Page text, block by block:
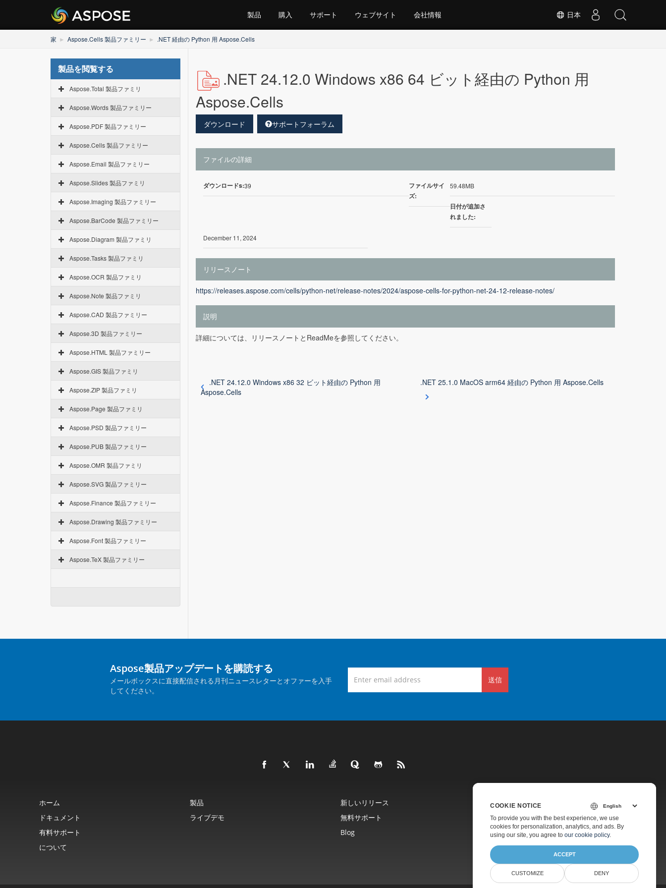
日本
製品 購入 サポート ウェブサイト 会社情報
家 Aspose.Cells 製品ファミリー .NET 経由の Python 用 Aspose.Cells
製品を閲覧する
Aspose.Total 製品ファミリ
Aspose.Words 製品ファミリー
Aspose.PDF 製品ファミリー
Aspose.Cells 製品ファミリー
Aspose.Email 製品ファミリー
Aspose.Slides 製品ファミリ
Aspose.Imaging 製品ファミリー
Aspose.BarCode 製品ファミリー
Aspose.Diagram 製品ファミリ
Aspose.Tasks 製品ファミリ
Aspose.OCR 製品ファミリ
Aspose.Note 製品ファミリ
Aspose.CAD 製品ファミリー
Aspose.3D 製品ファミリー
Aspose.HTML 製品ファミリー
Aspose.GIS 製品ファミリ
Aspose.ZIP 製品ファミリ
Aspose.Page 製品ファミリ
Aspose.PSD 製品ファミリー
Aspose.PUB 製品ファミリー
Aspose.OMR 製品ファミリ
Aspose.SVG 製品ファミリー
Aspose.Finance 製品ファミリー
Aspose.Drawing 製品ファミリー
Aspose.Font 製品ファミリー
Aspose.TeX 製品ファミリー
.NET 24.12.0 Windows x86 64 ビット経由の Python 用
Aspose.Cells
ダウンロード サポートフォーラム
ファイルの詳細
ダウンロードs:39
ファイルサイ
ズ:
59.48MB
日付が追加さ
れました:
December 11, 2024
リリースノート
https://releases.aspose.com/cells/python-net/release-notes/2024/aspose-cells-for-python-net-24-12-release-notes/
説明
詳細については、リリースノートとReadMeを参照してください。
.NET 24.12.0 Windows x86 32 ビット経由の Python 用
Aspose.Cells
.NET 25.1.0 MacOS arm64 経由の Python 用 Aspose.Cells
Aspose製品アップデートを購読する
メールボックスに直接配信される月刊ニュースレターとオファーを入手
してください。
送信
ホーム 製品 新しいリリース
価格
ドキュメント
ライブデモ 無料サポート
無料コンサルティング
有料サポート
Blog
ウェブサイト
について
COOKIE NOTICE
To provide you with the best experience, we use
cookies for personalization, analytics, and ads. By
using our site, you agree to our cookie policy.
ACCEPT
CUSTOMIZE DENY